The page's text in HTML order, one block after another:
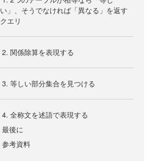
い」、そうでなければ「異なる」を返す
クエリ
2. 関係除算を表現する
3. 等しい部分集合を見つける
4. 全称文を述語で表現する
最後に
参考資料